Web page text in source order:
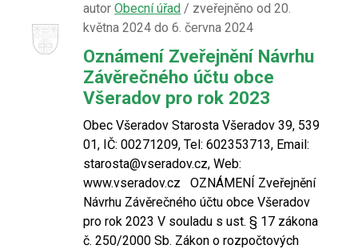
autorObecní úřad / zveřejněno od 20.
května 2024 do 6. června 2024
Oznámení Zveřejnění Návrhu
Závěrečného účtu obce
Všeradov pro rok 2023
Obec Všeradov Starosta Všeradov 39, 539
01, IČ: 00271209, Tel: 602353713, Email:
starosta@vseradov.cz, Web:
www.vseradov.cz OZNÁMENÍ Zveřejnění
Návrhu Závěrečného účtu obce Všeradov
pro rok 2023 V souladu s ust. § 17 zákona
č. 250/2000 Sb. Zákon o rozpočtových